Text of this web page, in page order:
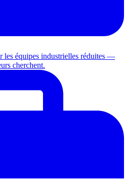
les équipes industrielles réduites —
cherchent.